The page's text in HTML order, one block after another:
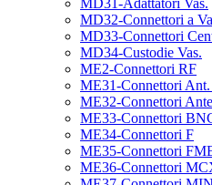
MD31-Adattatori Vas.
MD32-Connettori a
MD33-Connettori
MD34-Custodie Vas.
ME2-Connettori RF
ME31-Connettori
ME32-Connettori
ME33-Connettori
ME34-Connettori F
ME35-Connettori
ME36-Connettori